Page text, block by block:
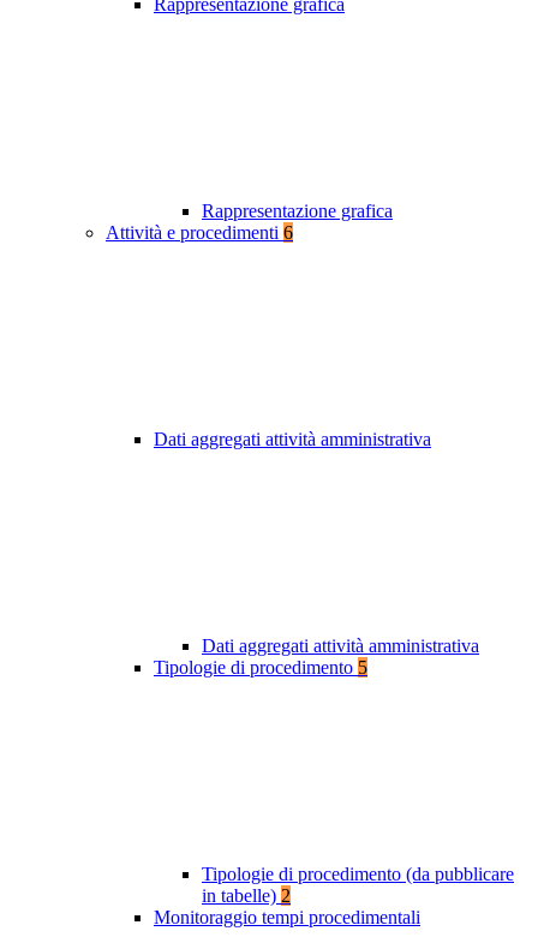
Rappresentazione grafica
Rappresentazione grafica
Attività e procedimenti 6
Dati aggregati attività amministrativa
Dati aggregati attività amministrativa
Tipologie di procedimento 5
Tipologie di procedimento (da pubblicare
in tabelle) 2
Monitoraggio tempi procedimentali